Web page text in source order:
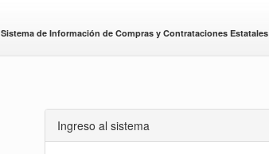
Sistema de Información de Compras y Contrataciones Estatales
Ingreso al sistema